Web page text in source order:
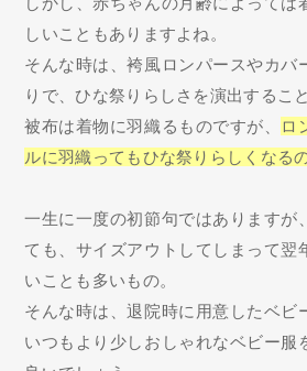
しいこともありますよね。
そんな時は、袴風ロンパースやカバ
りで、ひな祭りらしさを演出するこ
被布は着物に羽織るものですが、
ロ
ルに羽織ってもひな祭りらしくなる
一生に一度の初節句ではありますが
ても、サイズアウトしてしまって翌
いことも多いもの。
そんな時は、退院時に用意したベビ
いつもより少しおしゃれなベビー服